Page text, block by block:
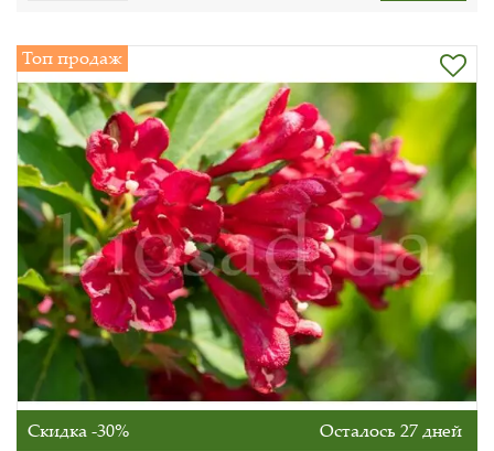
Топ продаж
Скидка -30% Осталось 27 дней